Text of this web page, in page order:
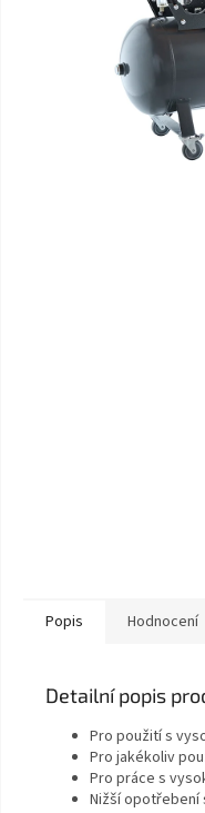
Popis Hodnocení
Detailní popis
Pro použití s
Pro jakékoliv
Pro práce s
Nižší opotřebení